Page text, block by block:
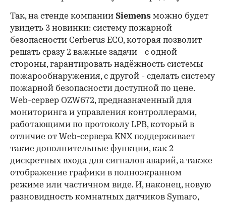
Так, на стенде компании Siemens можно будет
увидеть 3 новинки: систему пожарной
безопасности Cerberus ECO, которая позволит
решать сразу 2 важные задачи - с одной
стороны, гарантировать надёжность системы
пожарообнаружения, с другой - сделать систему
пожарной безопасности доступной по цене.
Web-сервер OZW672, предназначенный для
мониторинга и управления контроллерами,
работающими по протоколу LPB, который в
отличие от Web-сервера KNX поддерживает
такие дополнительные функции, как 2
дискретных входа для сигналов аварий, а также
отображение графики в полноэкранном
режиме или частичном виде. И, наконец, новую
разновидность комнатных датчиков Symaro,